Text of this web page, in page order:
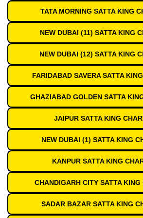
TATA MORNING SATTA KING
NEW DUBAI (11) SATTA KING
NEW DUBAI (12) SATTA KING
FARIDABAD SAVERA SATTA
GHAZIABAD GOLDEN SATTA
JAIPUR SATTA KING
NEW DUBAI (1) SATTA KING
KANPUR SATTA KING
CHANDIGARH CITY SATTA
SADAR BAZAR SATTA KING